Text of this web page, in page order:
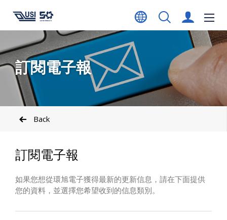
訂閱電子報
Back
訂閱電子報
如果您想從環旭電子獲得最新的更新信息，請在下面提供
您的資料，並選擇您希望收到的信息類別。